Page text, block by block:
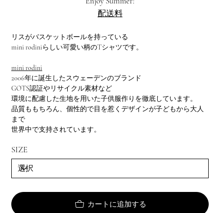
格
価
格
配送料
リスがバスケットボールを持っている
mini rodiniらしい可愛い柄のTシャツです。
mini rodini
2006年に誕生したスウェーデンのブランド
GOTS認証やリサイクル素材など
環境に配慮した生地を用いた子供服作りを徹底しています。
品質ももちろん、個性的で目を惹くデザインが子どもから大人
まで
世界中で支持されています。
SIZE
カートに追加する